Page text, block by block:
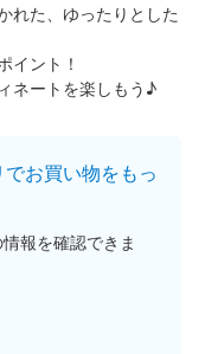
れた、ゆったりとした
イント！
ネートを楽しもう♪
お買い物をもっ
報を確認できま